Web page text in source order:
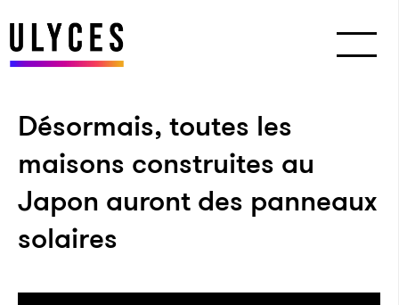
Désormais, toutes les
maisons construites au
Japon auront des panneaux
solaires